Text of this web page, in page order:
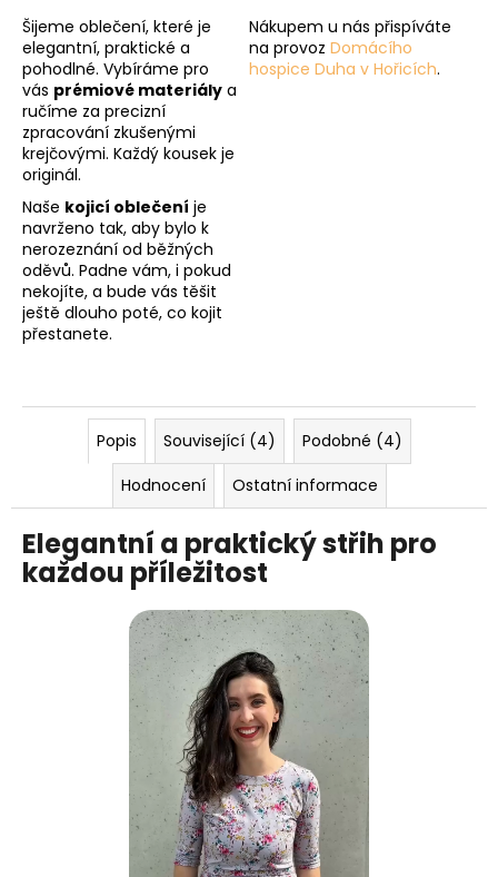
Šijeme oblečení, které je
elegantní, praktické a
pohodlné. Vybíráme pro
vás prémiové materiály a
ručíme za precizní
zpracování zkušenými
krejčovými. Každý kousek je
originál.
Naše kojicí oblečení je
navrženo tak, aby bylo k
nerozeznání od běžných
oděvů. Padne vám, i pokud
nekojíte, a bude vás těšit
ještě dlouho poté, co kojit
přestanete.
Nákupem u nás přispíváte
na provoz Domácího
hospice Duha v Hořicích.
Popis Související (4)
Podobné (4)
Hodnocení
Ostatní informace
Elegantní a praktický střih pro
každou příležitost